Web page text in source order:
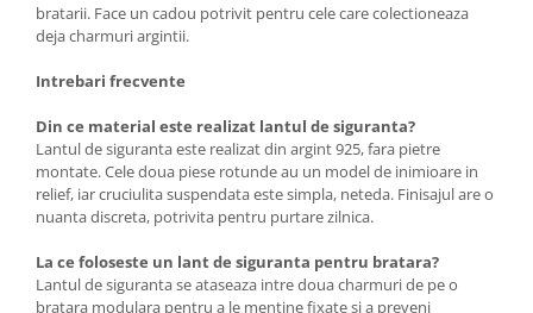
bratarii. Face un cadou potrivit pentru cele care colectioneaza
deja charmuri argintii.
Intrebari frecvente
Din ce material este realizat lantul de siguranta?
Lantul de siguranta este realizat din argint 925, fara pietre
montate. Cele doua piese rotunde au un model de inimioare in
relief, iar cruciulita suspendata este simpla, neteda. Finisajul are o
nuanta discreta, potrivita pentru purtare zilnica.
La ce foloseste un lant de siguranta pentru bratara?
Lantul de siguranta se ataseaza intre doua charmuri de pe o
bratara modulara pentru a le mentine fixate si a preveni